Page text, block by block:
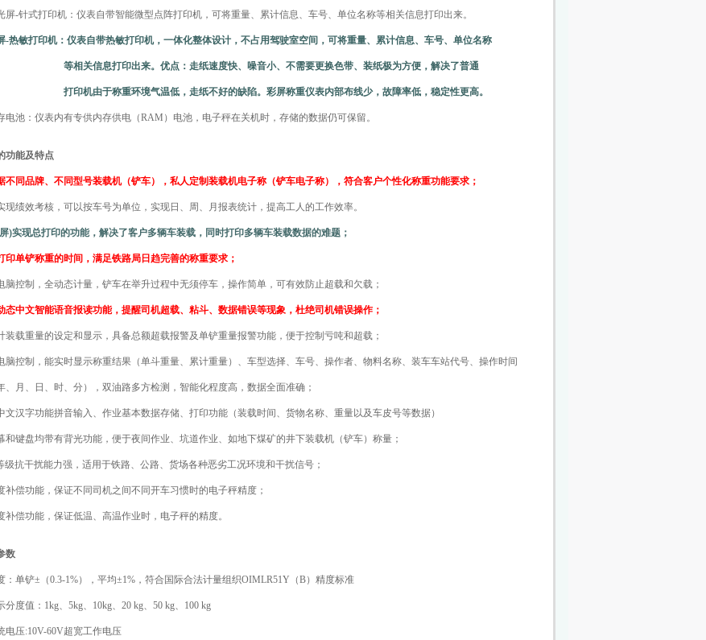
屏-针式打印机：仪表自带智能微型点阵打印机，可将重量、累计信息、车号、单位名称等相关信息打印出来。
-热敏打印机：仪表自带热敏打印机，一体化整体设计，不占用驾驶室空间，可将重量、累计信息、车号、单位名称
关信息打印出来。优点：走纸速度快、噪音小、不需要更换色带、装纸极为方便，解决了普通
机由于称重环境气温低，走纸不好的缺陷。彩屏称重仪表内部布线少，故障率低，稳定性更高。
电池：仪表内有专供内存供电（RAM）电池，电子秤在关机时，存储的数据仍可保留。
功能及特点
不同品牌、不同型号装载机（铲车），私人定制装载机电子称（铲车电子称），符合客户个性化称重功能要求；
现绩效考核，可以按车号为单位，实现日、周、月报表统计，提高工人的工作效率。
)实现总打印的功能，解决了客户多辆车装载，同时打印多辆车装载数据的难题；
印单铲称重的时间，满足铁路局日趋完善的称重要求；
脑控制，全动态计量，铲车在举升过程中无须停车，操作简单，可有效防止超载和欠载；
态中文智能语音报读功能，提醒司机超载、粘斗、数据错误等现象，杜绝司机错误操作；
装载重量的设定和显示，具备总额超载报警及单铲重量报警功能，便于控制亏吨和超载；
脑控制，能实时显示称重结果（单斗重量、累计重量）、车型选择、车号、操作者、物料名称、装车车站代号、操作时间
月、日、时、分），双油路多方检测，智能化程度高，数据全面准确；
文汉字功能拼音输入、作业基本数据存储、打印功能（装载时间、货物名称、重量以及车皮号等数据）
和键盘均带有背光功能，便于夜间作业、坑道作业、如地下煤矿的井下装载机（铲车）称量；
级抗干扰能力强，适用于铁路、公路、货场各种恶劣工况环境和干扰信号；
补偿功能，保证不同司机之间不同开车习惯时的电子秤精度；
补偿功能，保证低温、高温作业时，电子秤的精度。
数
：单铲±（0.3-1%），平均±1%，符合国际合法计量组织OIMLR51Y（B）精度标准
分度值：1kg、5kg、10kg、20 kg、50 kg、100 kg
电压:10V-60V超宽工作电压